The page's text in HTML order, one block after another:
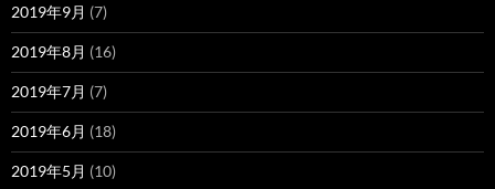
2019年9月 (7)
2019年8月 (16)
2019年7月 (7)
2019年6月 (18)
2019年5月 (10)